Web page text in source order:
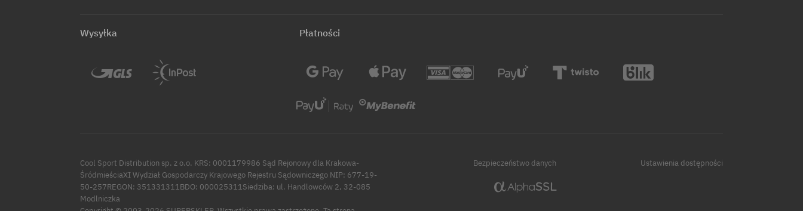
Wysyłka Płatności
Cool Sport Distribution sp. z o.o. KRS: 0001179986 Sąd Rejonowy dla Krakowa-
ŚródmieściaXI Wydział Gospodarczy Krajowego Rejestru Sądowniczego NIP: 677-19-
50-257REGON: 351331311BDO: 000025311Siedziba: ul. Handlowców 2, 32-085
Modlniczka
Bezpieczeństwo danych Ustawienia dostępności